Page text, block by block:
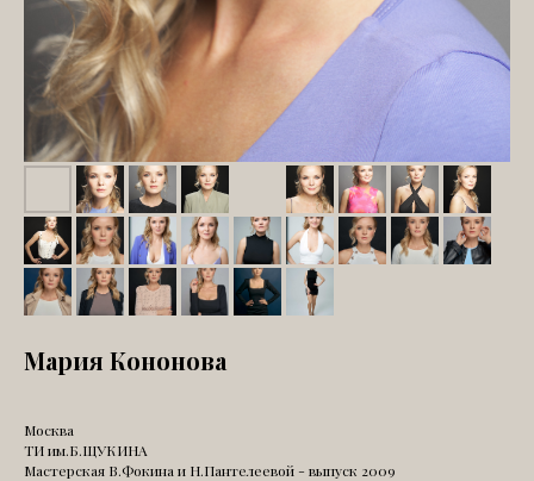
Мария Кононова
Москва
ТИ им.Б.ЩУКИНА
Мастерская В.Фокина и Н.Пантелеевой - выпуск 2009